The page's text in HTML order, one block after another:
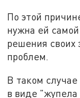
По этой
нужна ей
решения своих
проблем.
В таком
в виде